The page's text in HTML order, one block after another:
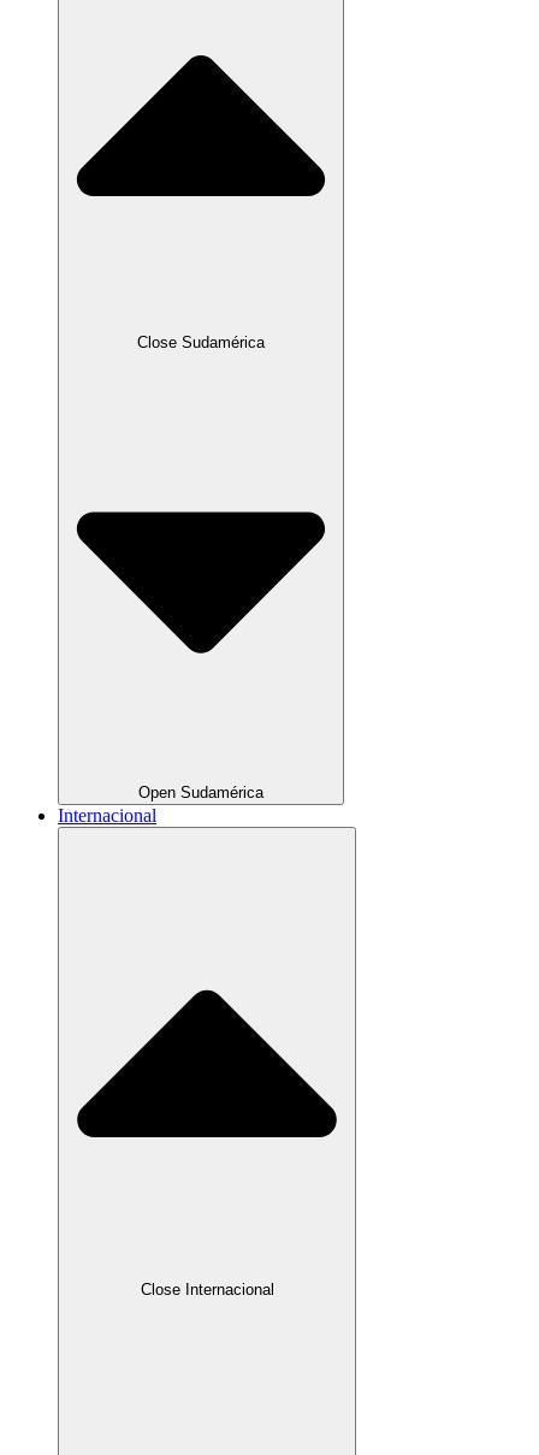
Close Sudamérica
Open Sudamérica
Internacional
Close Internacional